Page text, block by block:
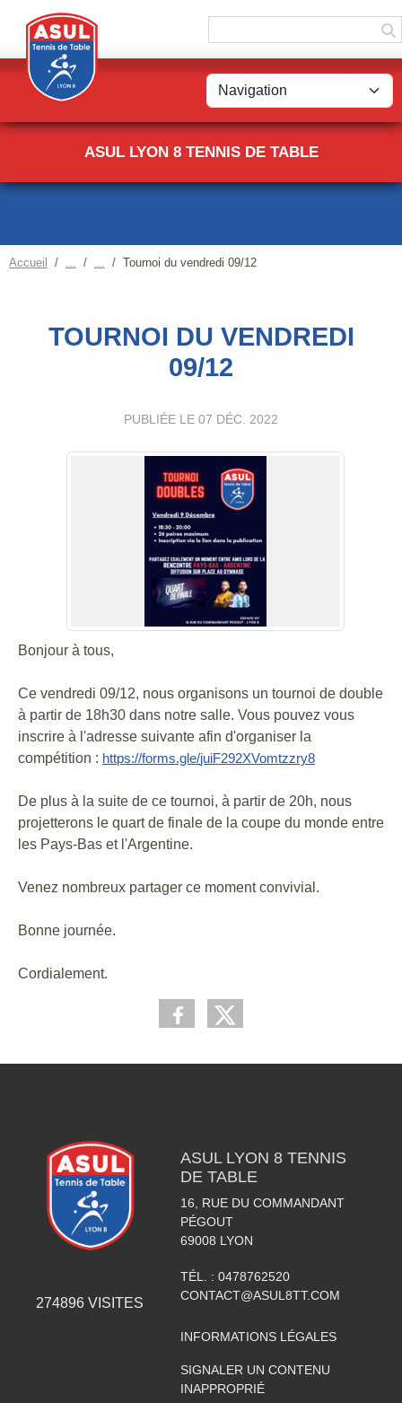
ASUL LYON 8 TENNIS DE TABLE
Accueil Tournoi du vendredi 09/12
TOURNOI DU VENDREDI
09/12
PUBLIÉE LE 07 DÉC. 2022
Bonjour à tous,
Ce vendredi 09/12, nous organisons un tournoi de double
à partir de 18h30 dans notre salle. Vous pouvez vous
inscrire à l'adresse suivante afin d'organiser la
compétition : https://forms.gle/juiF292XVomtzzry8
De plus à la suite de ce tournoi, à partir de 20h, nous
projetterons le quart de finale de la coupe du monde entre
les Pays-Bas et l'Argentine.
Venez nombreux partager ce moment convivial.
Bonne journée.
Cordialement.
274896 VISITES
ASUL LYON 8 TENNIS
DE TABLE
16, RUE DU COMMANDANT
PÉGOUT
69008 LYON
TÉL. : 0478762520
CONTACT@ASUL8TT.COM
INFORMATIONS LÉGALES
SIGNALER UN CONTENU
INAPPROPRIÉ
Panneau de gestion des cookies